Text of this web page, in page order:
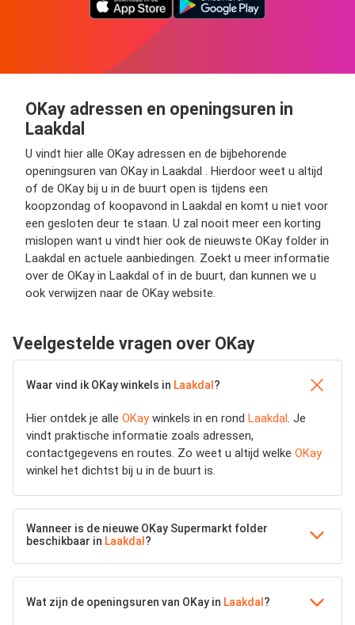
OKay adressen en openingsuren in
Laakdal
U vindt hier alle OKay adressen en de bijbehorende
openingsuren van OKay in Laakdal . Hierdoor weet u altijd
of de OKay bij u in de buurt open is tijdens een
koopzondag of koopavond in Laakdal en komt u niet voor
een gesloten deur te staan. U zal nooit meer een korting
mislopen want u vindt hier ook de nieuwste OKay folder in
Laakdal en actuele aanbiedingen. Zoekt u meer informatie
over de OKay in Laakdal of in de buurt, dan kunnen we u
ook verwijzen naar de OKay website.
Veelgestelde vragen over OKay
Waar vind ik OKay winkels in Laakdal ?
Hier ontdek je alle OKaywinkels in en rond Laakdal. Je
vindt praktische informatie zoals adressen,
contactgegevens en routes. Zo weet u altijd welke OKay
winkel het dichtst bij u in de buurt is.
Wanneer is de nieuwe OKay Supermarkt folder
beschikbaar in Laakdal ?
Wat zijn de openingsuren van OKay in Laakdal ?